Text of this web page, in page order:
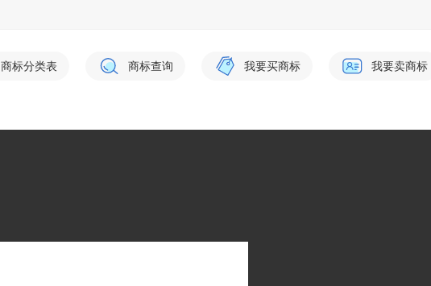
商标分类表 商标查询 我要买商标 我要卖商标